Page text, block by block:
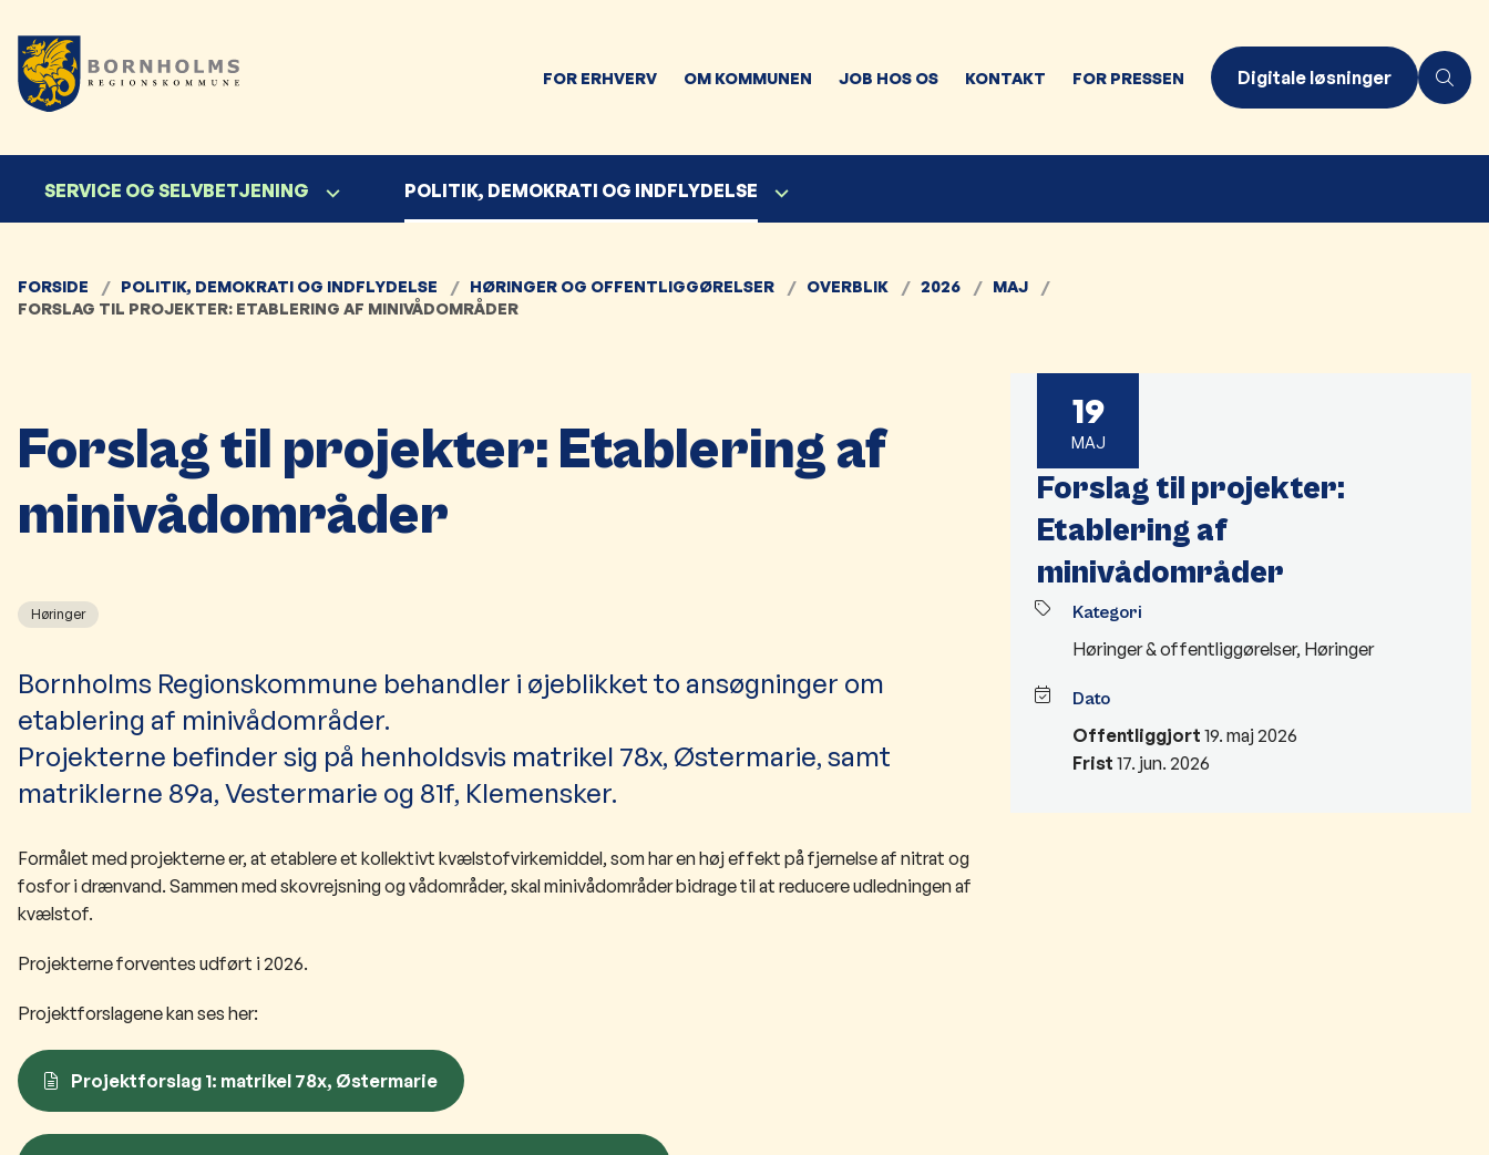
FOR ERHVERV OM KOMMUNEN JOB HOS OS KONTAKT FOR PRESSEN Digitale løsninger
SERVICE OG SELVBETJENING POLITIK, DEMOKRATI OG INDFLYDELSE
FORSIDE POLITIK, DEMOKRATI OG INDFLYDELSE HØRINGER OG OFFENTLIGGØRELSER OVERBLIK 2026
MAJ
FORSLAG TIL PROJEKTER: ETABLERING AF MINIVÅDOMRÅDER
Forslag til projekter: Etablering af
minivådområder
Høringer
Bornholms Regionskommune behandler i øjeblikket to ansøgninger om
etablering af minivådområder.
Projekterne befinder sig på henholdsvis matrikel 78x, Østermarie, samt
matriklerne 89a, Vestermarie og 81f, Klemensker.
Formålet med projekterne er, at etablere et kollektivt kvælstofvirkemiddel, som har en høj effekt på fjernelse af nitrat og
fosfor i drænvand. Sammen med skovrejsning og vådområder, skal minivådområder bidrage til at reducere udledningen af
kvælstof.
Projekterne forventes udført i 2026.
Projektforslagene kan ses her:
Projektforslag 1: matrikel 78x, Østermarie
19
MAJ
Forslag til projekter:
Etablering af
minivådområder
Kategori
Høringer & offentliggørelser, Høringer
Dato
Offentliggjort 19. maj 2026
Frist 17. jun. 2026